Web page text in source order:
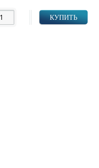
КУПИТЬ